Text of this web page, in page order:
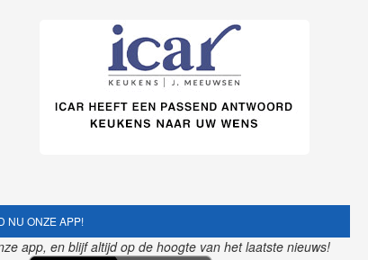
NU ONZE APP!
app, en blijf altijd op de hoogte van het laatste nieuws!